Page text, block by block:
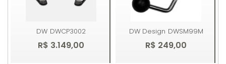
DW DWCP3002
R$ 3.149,00
DW Design DWSM99M
R$ 249,00